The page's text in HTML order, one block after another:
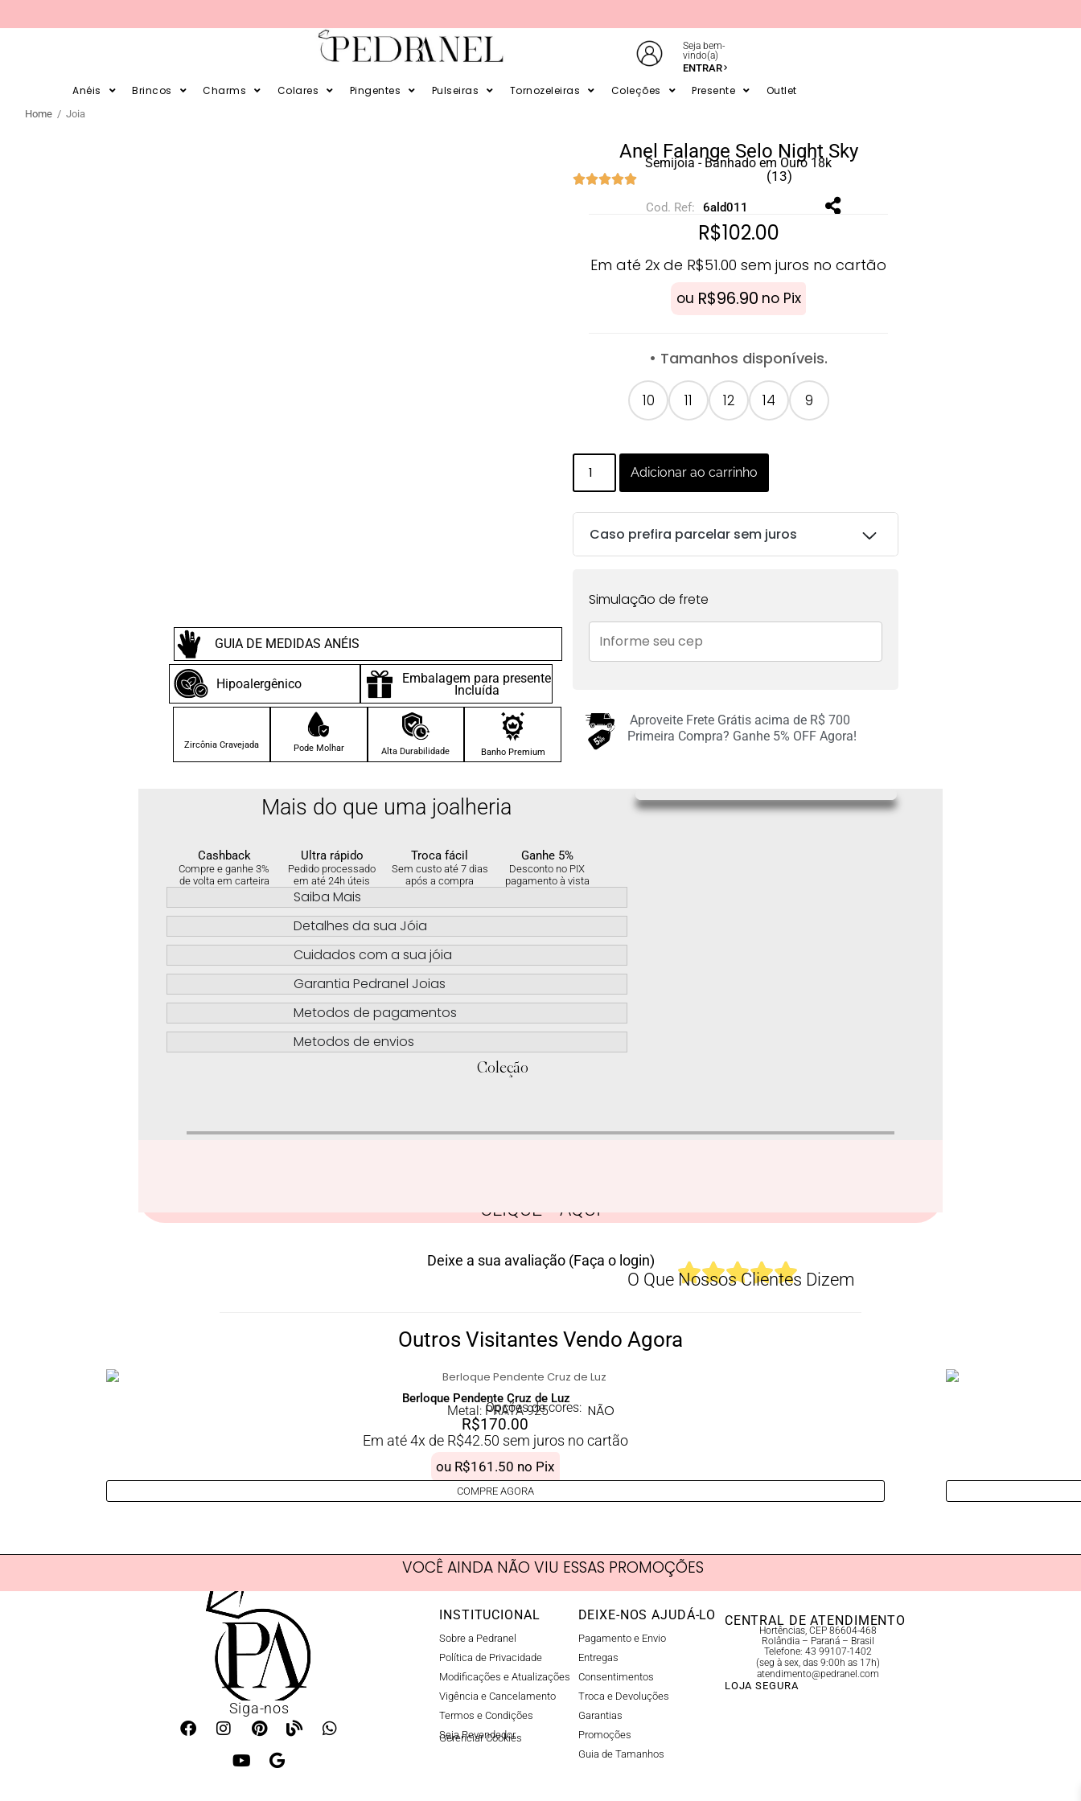
Seja bem-
vindo(a)
ENTRAR
Anéis Brincos Charms Colares Pingentes Pulseiras Tornozeleiras Coleções Presente Outlet
Home / Joia
Zircônia Cravejada Pode Molhar Alta Durabilidade Banho Premium
Hipoalergênico Embalagem para presente
Incluída
GUIA DE MEDIDAS ANÉIS
Anel Falange Selo Night Sky
Semijoia - Banhado em Ouro 18k
(13)
Cod. Ref: 6ald011
R$102.00
Em até 2x de R$51.00 sem juros no cartão
ou R$96.90 no Pix
• Tamanhos disponíveis.
10 11 12 14 9
Adicionar ao carrinho
Caso prefira parcelar sem juros
1x deR$102.00sem
juros no cartão
R$102.00
Simulação de frete
Aproveite Frete Grátis acima de R$ 700
Primeira Compra? Ganhe 5% OFF Agora!
Mais do que uma joalheria
Cashback
Compre e ganhe 3%
de volta em carteira
Ultra rápido
Pedido processado
em até 24h úteis
Troca fácil
Sem custo até 7 dias
após a compra
Ganhe 5%
Desconto no PIX
pagamento à vista
Saiba Mais
Detalhes da sua Jóia
Cuidados com a sua jóia
Garantia Pedranel Joias
Metodos de pagamentos
Metodos de envios
Coleção
CLIQUE AQUI
O Que Nossos Clientes Dizem
Deixe a sua avaliação (Faça o login)
Outros Visitantes Vendo Agora
Berloque Pendente Cruz de Luz
Opções de cores: NÃO
Metal: PRATA 925
R$170.00
Em até 4x de R$42.50 sem juros no cartão
ou R$161.50 no Pix
COMPRE AGORA
VOCÊ AINDA NÃO VIU ESSAS PROMOÇÕES
Siga-nos
INSTITUCIONAL
Sobre a Pedranel
Política de Privacidade
Modificações e Atualizações
Vigência e Cancelamento
Termos e Condições
Seja Revendedor
Gerenciar Cookies​
DEIXE-NOS AJUDÁ-LO
Pagamento e Envio
Entregas
Consentimentos
Troca e Devoluções
Garantias
Promoções
Guia de Tamanhos
CENTRAL DE ATENDIMENTO
Hortências, CEP 86604-468
Rolândia – Paraná – Brasil
Telefone: 43 99107-1402
(seg à sex, das 9:00h as 17h)
atendimento@pedranel.com
LOJA SEGURA